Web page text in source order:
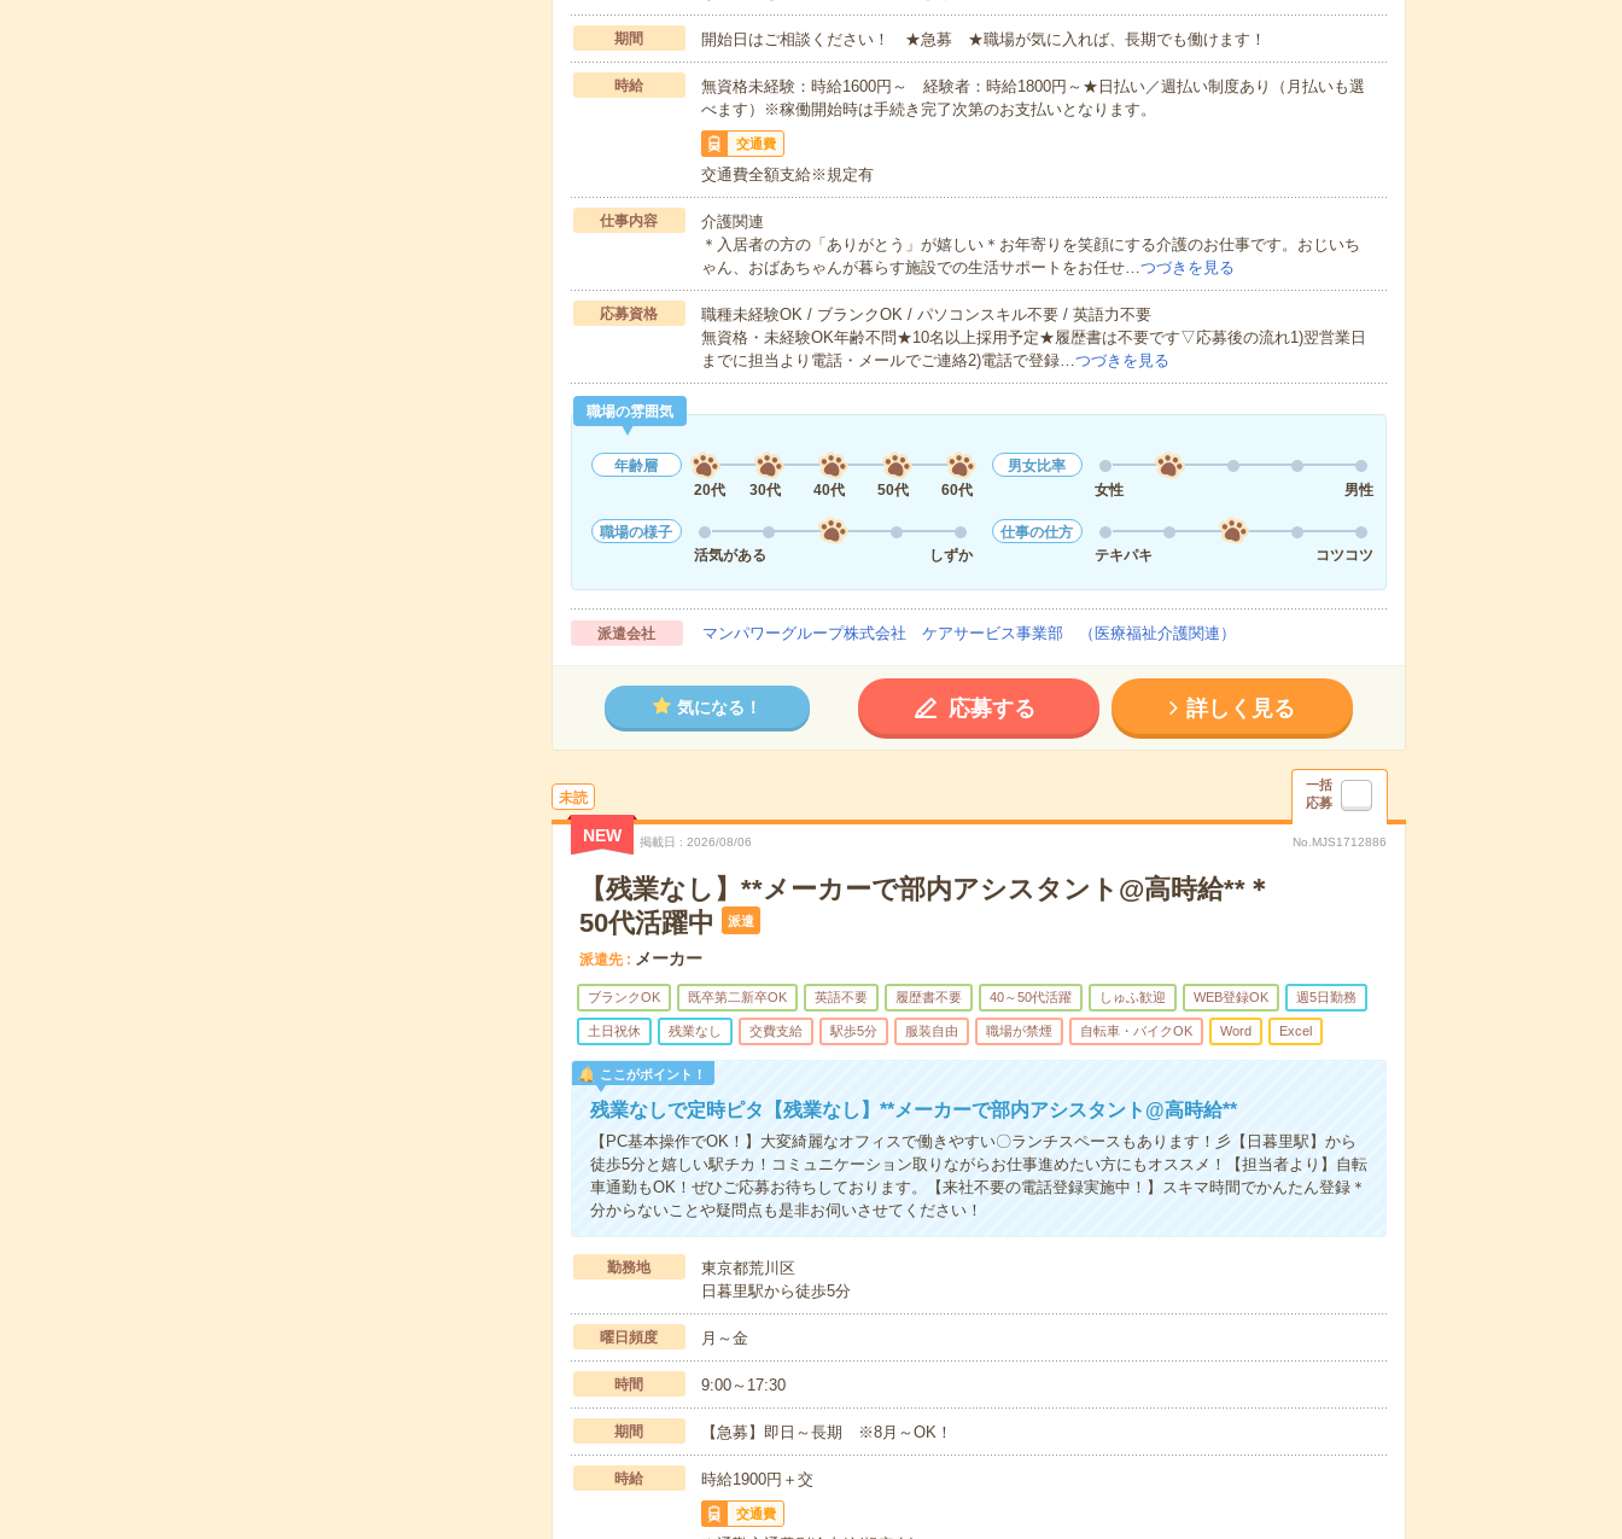
期間 開始日はご相談ください！ ★急募 ★職場が気に入れば、長期でも働けます！
時給
無資格未経験：時給1600円～ 経験者：時給1800円～★日払い／週払い制度あり（月払いも選
べます）※稼働開始時は手続き完了次第のお支払いとなります。
交通費
交通費全額支給※規定有
仕事内容
介護関連
＊入居者の方の「ありがとう」が嬉しい＊お年寄りを笑顔にする介護のお仕事です。おじいち
ゃん、おばあちゃんが暮らす施設での生活サポートをお任せ…つづきを見る
応募資格
職種未経験OK / ブランクOK / パソコンスキル不要 / 英語力不要
無資格・未経験OK年齢不問★10名以上採用予定★履歴書は不要です▽応募後の流れ1)翌営業日
までに担当より電話・メールでご連絡2)電話で登録…つづきを見る
職場の雰囲気
年齢層
20代
30代 40代 50代 60代
男女比率
女性
男性
職場の様子
活気がある
しずか
仕事の仕方
テキパキ
コツコツ
派遣会社 マンパワーグループ株式会社 ケアサービス事業部 （医療福祉介護関連）
気になる！ 応募する 詳しく見る
未読
一括
応募
NEW 掲載日 2026/08/06 No.MJS1712886
【残業なし】**メーカーで部内アシスタント@高時給**＊
50代活躍中
派遣
派遣先 メーカー
ブランクOK 既卒第二新卒OK 英語不要 履歴書不要 40～50代活躍 しゅふ歓迎 WEB登録OK 週5日勤務
土日祝休 残業なし 交費支給 駅歩5分 服装自由 職場が禁煙 自転車・バイクOK Word Excel
ここがポイント！
残業なしで定時ピタ【残業なし】**メーカーで部内アシスタント@高時給**
【PC基本操作でOK！】大変綺麗なオフィスで働きやすい〇ランチスペースもあります！彡【日暮里駅】から
徒歩5分と嬉しい駅チカ！コミュニケーション取りながらお仕事進めたい方にもオススメ！【担当者より】自転
車通勤もOK！ぜひご応募お待ちしております。【来社不要の電話登録実施中！】スキマ時間でかんたん登録＊
分からないことや疑問点も是非お伺いさせてください！
勤務地
東京都荒川区
日暮里駅から徒歩5分
曜日頻度 月～金
時間 9:00～17:30
期間 【急募】即日～長期 ※8月～OK！
時給 時給1900円＋交
交通費